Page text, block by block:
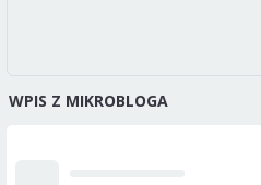
WPIS Z MIKROBLOGA